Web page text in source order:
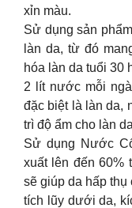
xỉn màu.
Sử dụng sản
làn da, từ đó
hóa làn da tuổi 30
2 lít nước mỗi
đặc biệt là làn da,
trì độ ẩm cho làn
Sử dụng Nước
xuất lên đến 60%
sẽ giúp da hấp
tích lũy dưới da,